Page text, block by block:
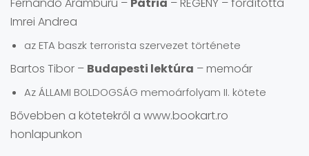
Imrei Andrea
az ETA baszk terrorista szervezet története
Bartos Tibor – Budapesti lektúra – memoár
Az ÁLLAMI BOLDOGSÁG memoárfolyam II. kötete
Bővebben a kötetekről a www.bookart.ro
honlapunkon